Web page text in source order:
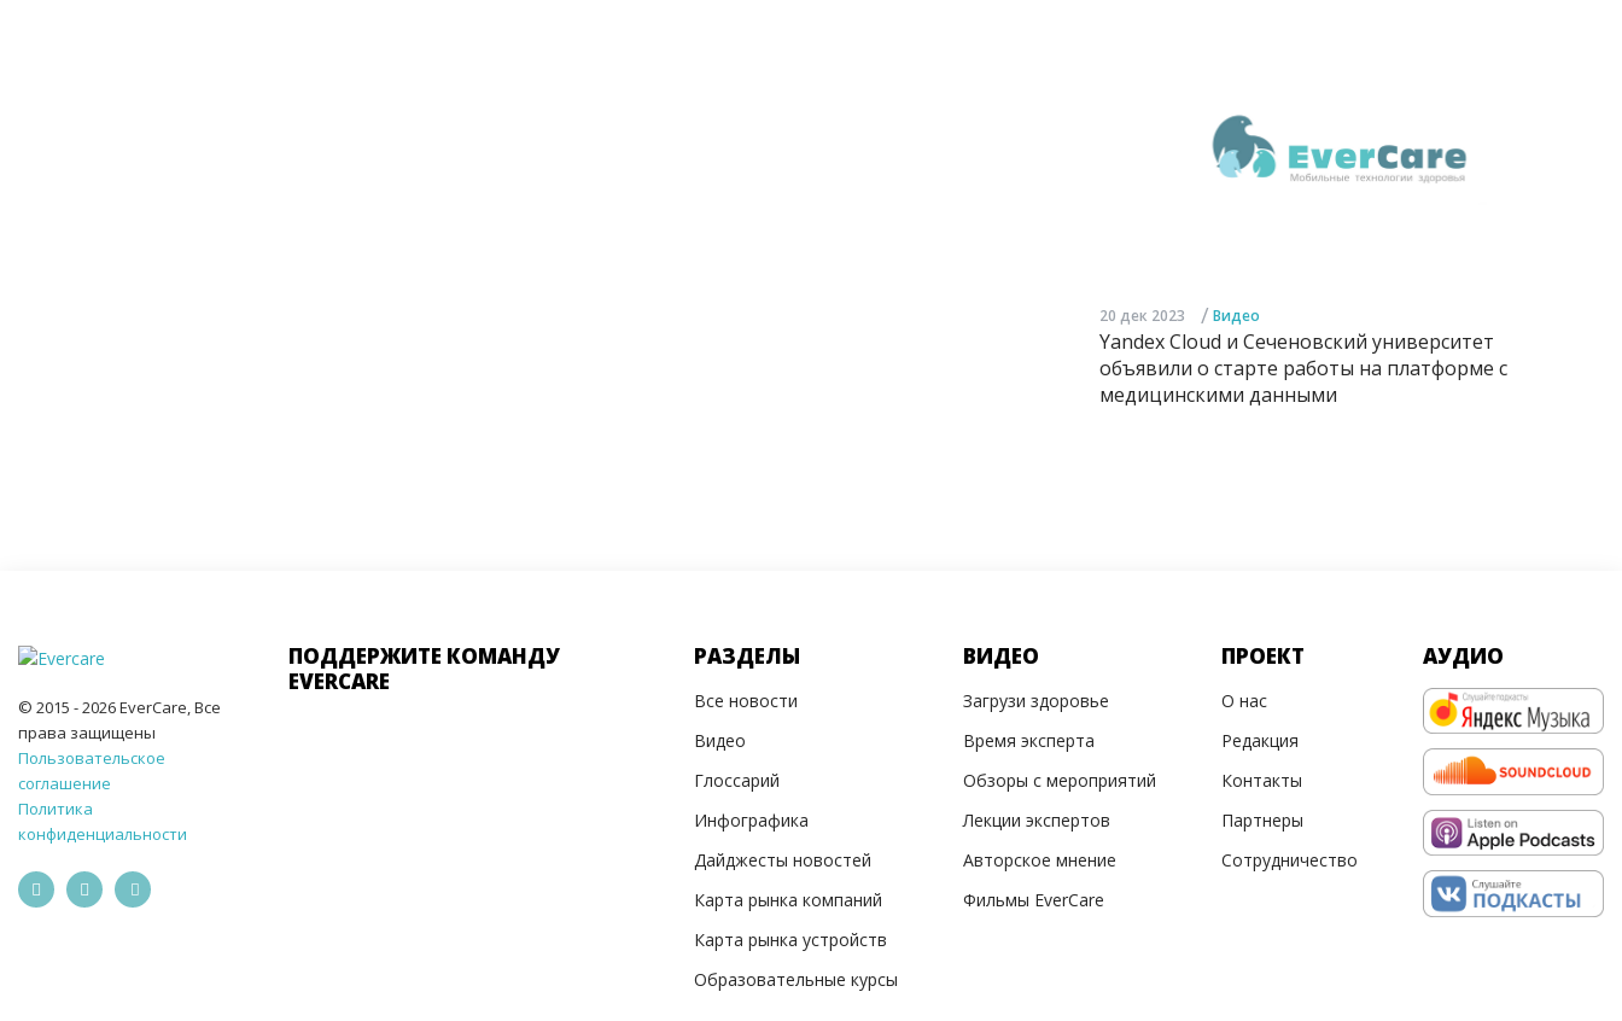
20 дек 2023 / Видео
Yandex Cloud и Сеченовский университет
объявили о старте работы на платформе с
медицинскими данными
© 2015 - 2026 EverCare, Все
права защищены
Пользовательское
соглашение
Политика
конфиденциальности
ПОДДЕРЖИТЕ КОМАНДУ
EVERCARE
РАЗДЕЛЫ
Все новости
Видео
Глоссарий
Инфографика
Дайджесты новостей
Карта рынка компаний
Карта рынка устройств
Образовательные курсы
ВИДЕО
Загрузи здоровье
Время эксперта
Обзоры с мероприятий
Лекции экспертов
Авторское мнение
Фильмы EverCare
ПРОЕКТ
О нас
Редакция
Контакты
Партнеры
Сотрудничество
АУДИО